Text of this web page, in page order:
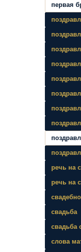
первая
речь на
речь на
свадьба
свадьба
слова